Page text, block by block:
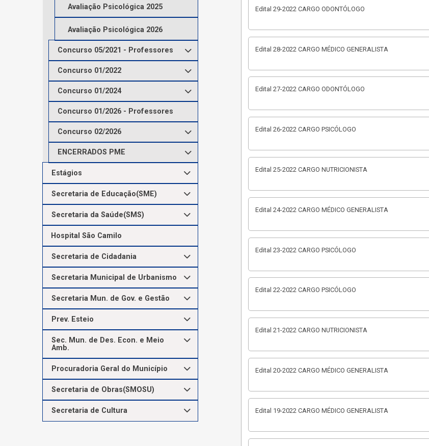
Avaliação Psicológica 2025
Avaliação Psicológica 2026
Concurso 05/2021 - Professores
Concurso 01/2022
Concurso 01/2024
Concurso 01/2026 - Professores
Concurso 02/2026
ENCERRADOS PME
Estágios
Secretaria de Educação(SME)
Secretaria da Saúde(SMS)
Hospital São Camilo
Secretaria de Cidadania
Secretaria Municipal de Urbanismo
Secretaria Mun. de Gov. e Gestão
Prev. Esteio
Sec. Mun. de Des. Econ. e Meio
Amb.
Procuradoria Geral do Município
Secretaria de Obras(SMOSU)
Secretaria de Cultura
Edital 29-2022 CARGO ODONTÓLOGO
Edital 28-2022 CARGO MÉDICO GENERALISTA
Edital 27-2022 CARGO ODONTÓLOGO
Edital 26-2022 CARGO PSICÓLOGO
Edital 25-2022 CARGO NUTRICIONISTA
Edital 24-2022 CARGO MÉDICO GENERALISTA
Edital 23-2022 CARGO PSICÓLOGO
Edital 22-2022 CARGO PSICÓLOGO
Edital 21-2022 CARGO NUTRICIONISTA
Edital 20-2022 CARGO MÉDICO GENERALISTA
Edital 19-2022 CARGO MÉDICO GENERALISTA